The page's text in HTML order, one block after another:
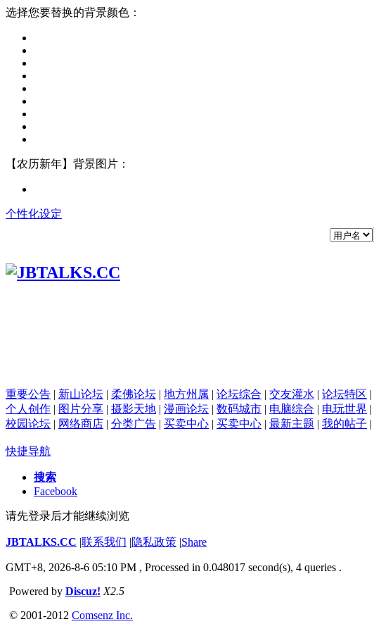
选择您要替换的背景颜色：
【农历新年】背景图片：
个性化设定
重要公告 | 新山论坛 | 柔佛论坛 | 地方州属 | 论坛综合 | 交友灌水 | 论坛特区 |
个人创作 | 图片分享 | 摄影天地 | 漫画论坛 | 数码城市 | 电脑综合 | 电玩世界 |
校园论坛 | 网络商店 | 分类广告 | 买卖中心 | 买卖中心 | 最新主题 | 我的帖子 |
快捷导航
搜索
Facebook
请先登录后才能继续浏览
JBTALKS.CC |联系我们 |隐私政策 |Share
GMT+8, 2026-8-6 05:10 PM , Processed in 0.048017 second(s), 4 queries .
Powered by Discuz! X2.5
© 2001-2012 Comsenz Inc.